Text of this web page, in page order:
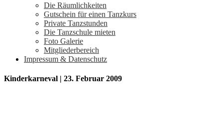
Die Räumlichkeiten
Gutschein für einen Tanzkurs
Private Tanzstunden
Die Tanzschule mieten
Foto Galerie
Mitgliederbereich
Impressum & Datenschutz
Kinderkarneval | 23. Februar 2009